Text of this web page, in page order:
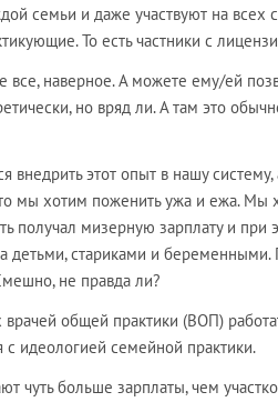
семьи и даже участвуют на
То есть частники с
все, наверное. А можете ему/ей
но вряд ли. А там это
внедрить этот опыт в нашу
мы хотим поженить ужа и ежа. Мы
получал мизерную зарплату и при
детьми, стариками и
не правда ли?
общей практики (ВОП)
с идеологией семейной практики.
чуть больше зарплаты, чем